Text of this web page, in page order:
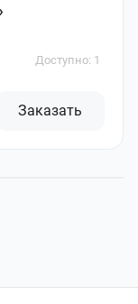
Доступно: 1
Заказать